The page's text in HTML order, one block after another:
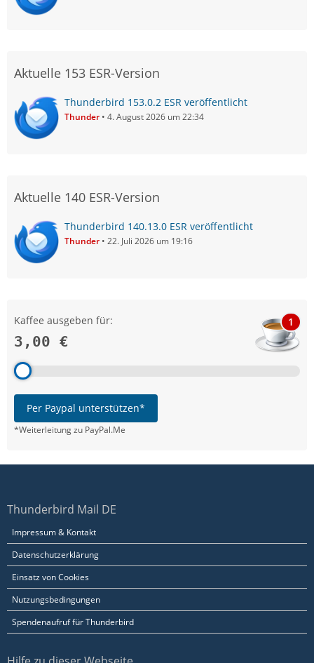
Aktuelle 153 ESR-Version
Thunderbird 153.0.2 ESR veröffentlicht
Thunder 4. August 2026 um 22:34
Aktuelle 140 ESR-Version
Thunderbird 140.13.0 ESR veröffentlicht
Thunder 22. Juli 2026 um 19:16
Kaffee ausgeben für:
3,00 €
1
Per Paypal unterstützen*
*Weiterleitung zu PayPal.Me
Thunderbird Mail DE
Impressum & Kontakt
Datenschutzerklärung
Einsatz von Cookies
Nutzungsbedingungen
Spendenaufruf für Thunderbird